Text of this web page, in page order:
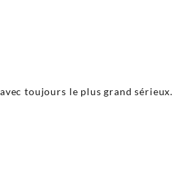
toujours le plus grand sérieux.